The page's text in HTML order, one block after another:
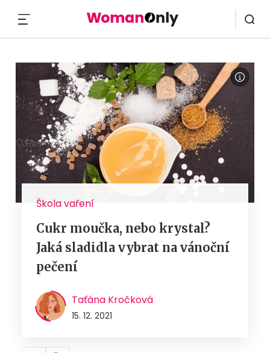
Škola vaření
Cukr moučka, nebo krystal?
Jaká sladidla vybrat na vánoční
pečení
Taťána Kročková
15. 12. 2021